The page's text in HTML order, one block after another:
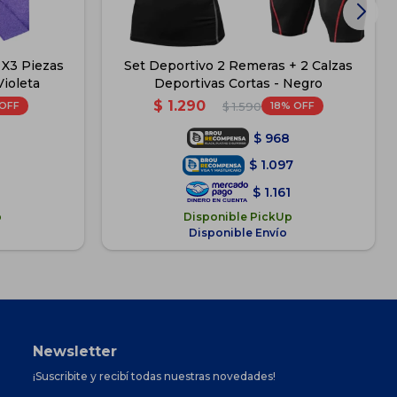
Piezas
Set Deportivo 2 Remeras + 2 Calzas
Deportivas Cortas - Negro
$ 1.290 $ 1.590 18
$ 968
$ 1.097
$ 1.161
Disponible PickUp
Disponible Envío
Newsletter
¡Suscribite y recibí todas nuestras novedades!